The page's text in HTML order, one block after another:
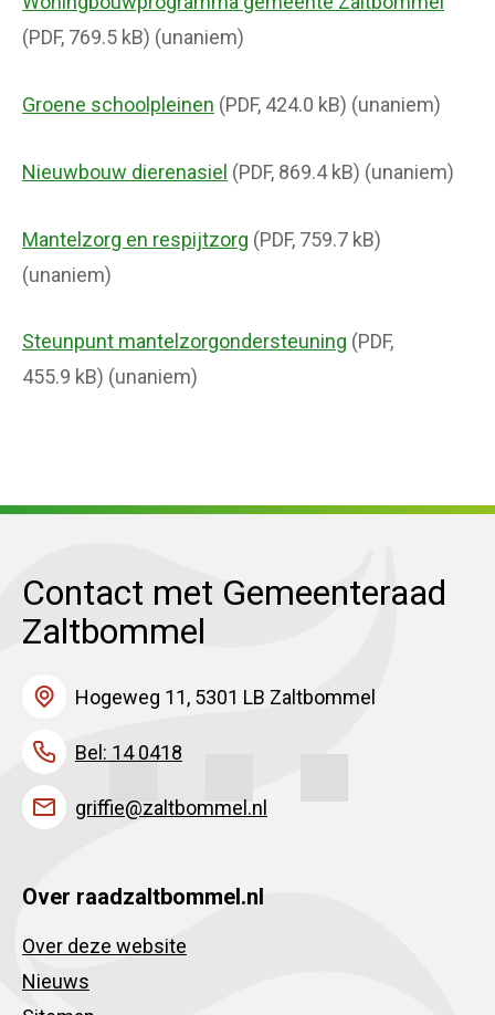
(PDF, 769.5 kB) (unaniem)
Groene schoolpleinen (PDF, 424.0 kB) (unaniem)
Nieuwbouw dierenasiel (PDF, 869.4 kB) (unaniem)
Mantelzorg en respijtzorg (PDF, 759.7 kB)
(unaniem)
Steunpunt mantelzorgondersteuning (PDF,
455.9 kB) (unaniem)
Contact met Gemeenteraad
Zaltbommel
Hogeweg 11, 5301 LB Zaltbommel
Bel: 14 0418
griffie@zaltbommel.nl
Over raadzaltbommel.nl
Over deze website
Nieuws